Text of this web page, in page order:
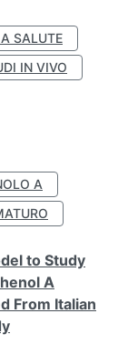
SALUTE
IN VIVO
A
to Study
A
From Italian